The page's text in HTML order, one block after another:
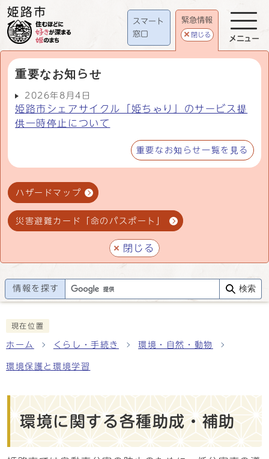
スマート
窓口
緊急情報
閉じる
重要なお知らせ
2026年8月4日
姫路市シェアサイクル「姫ちゃり」のサービス提
供一時停止について
重要なお知らせ一覧を見る
ハザードマップ
災害避難カード「命のパスポート」
閉じる
メニュー
情報を探す 検索
現在位置
ホーム くらし・手続き 環境・自然・動物
環境保護と環境学習
環境に関する各種助成・補助